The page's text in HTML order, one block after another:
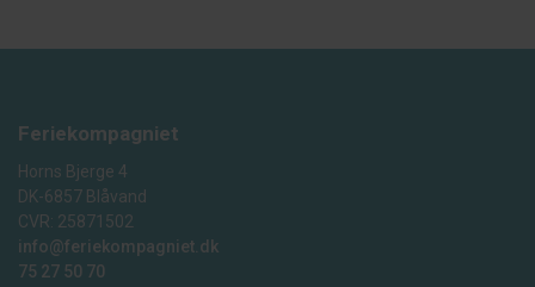
Feriekompagniet
Horns Bjerge 4
DK-6857 Blåvand
CVR: 25871502
info@feriekompagniet.dk
75 27 50 70